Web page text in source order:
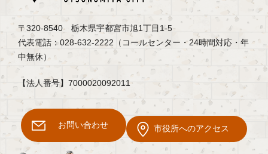
〒320-8540 栃木県宇都宮市旭1丁目1-5
代表電話：028-632-2222（コールセンター・24時間対応・年
中無休）
【法人番号】7000020092011
お問い合わせ 市役所へのアクセス